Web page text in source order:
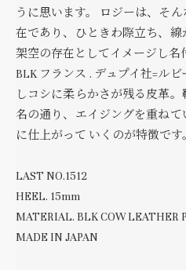
うに思います。 ロジーは、そ
在であり、ひときわ際立ち、
架空の存在としてイメージし名
BLK フランス . デュプイ社=ル
しコシに柔らかさが残る皮革
名の通り、エイジングを重ね
に仕上がって いくのが特徴です
LAST NO.1512
HEEL. 15mm
MATERIAL. BLK COW LEATHER
MADE IN JAPAN